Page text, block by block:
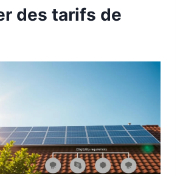
des tarifs de